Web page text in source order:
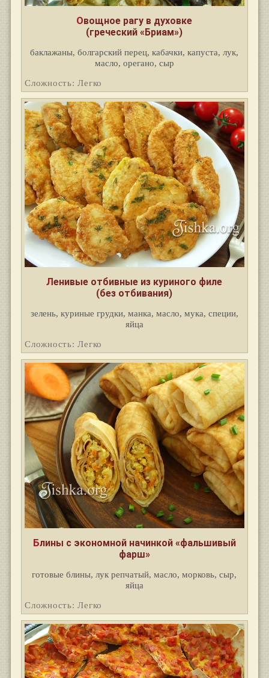
Овощное рагу в духовке
(греческий «Бриам»)
баклажаны, болгарский перец, кабачки, капуста, лук,
масло, орегано, сыр
Сложность: Легко
Ленивые отбивные из куриного филе
(без отбивания)
зелень, куриные грудки, манка, масло, мука, специи,
яйца
Сложность: Легко
Блины с экономной начинкой «фальшивый
фарш»
готовые блины, лук репчатый, масло, морковь, сыр,
яйца
Сложность: Легко